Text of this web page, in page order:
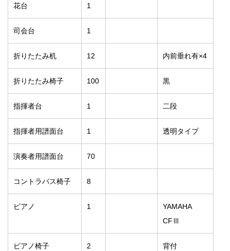
花台 1
司会台 1
折りたたみ机 12 内前垂れ有×4
折りたたみ椅子 100 黒
指揮者台 1 二段
指揮者用譜面台 1 透明タイプ
演奏者用譜面台 70
コントラバス椅子 8
ピアノ 1
YAMAHA
CFⅢ
ピアノ椅子 2 背付